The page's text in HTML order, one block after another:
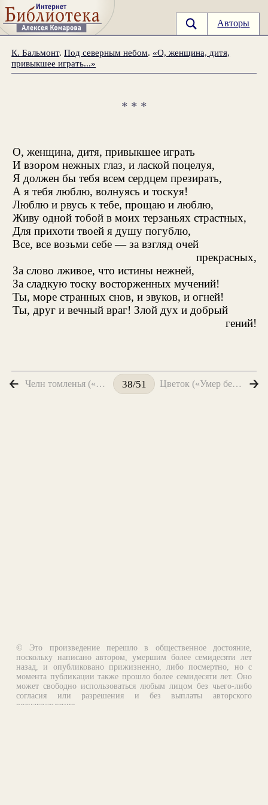
Авторы
К. Бальмонт.Под северным небом. «О, женщина, дитя,
привыкшее играть...»
* * *
О, женщина, дитя, привыкшее играть
И взором нежных глаз, и лаской поцелуя,
Я должен бы тебя всем сердцем презирать,
А я тебя люблю, волнуясь и тоскуя!
Люблю и рвусь к тебе, прощаю и люблю,
Живу одной тобой в моих терзаньях страстных,
Для прихоти твоей я душу погублю,
Все, все возьми себе — за взгляд очей
прекрасных,
За слово лживое, что истины нежней,
За сладкую тоску восторженных мучений!
Ты, море странных снов, и звуков, и огней!
Ты, друг и вечный враг! Злой дух и добрый
гений!
Челн томленья («Вечер. Взморье. Вздохи ветра...») 38/51 Цветок («Умер бедный цветок на груди у тебя...»)
© Это произведение перешло в общественное достояние,
поскольку написано автором, умершим более семидесяти лет
назад, и опубликовано прижизненно, либо посмертно, но с
момента публикации также прошло более семидесяти лет. Оно
может свободно использоваться любым лицом без чьего-либо
согласия или разрешения и без выплаты авторского
вознаграждения.